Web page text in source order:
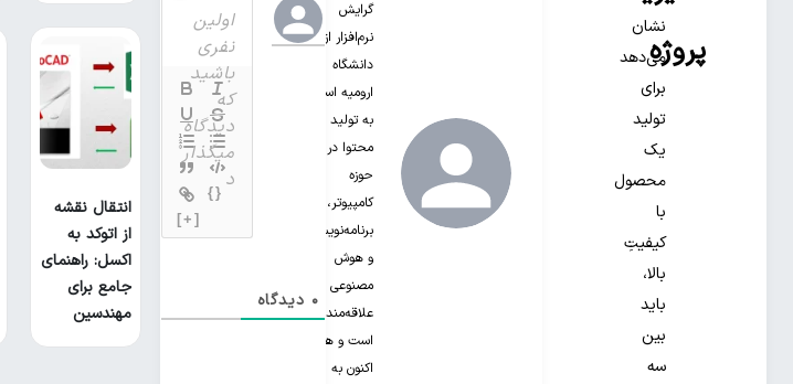
پروژه
نشان
می‌دهد
برای
تولید
یک
محصول
با
کیفیتِ
بالا،
باید
بین
سه
گرایش
نرم‌افزار از
دانشگاه
ارومیه است.
به تولید
محتوا در
حوزه
کامپیوتر،
برنامه‌نویسی
و هوش
مصنوعی
علاقه‌مند‌
است و هم
اکنون به
{}
[+]
0 دیدگاه
انتقال نقشه
از اتوکد به
اکسل: راهنمای
جامع برای
مهندسین